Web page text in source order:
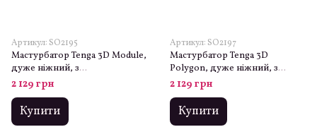
Артикул: SO2195
Мастурбатор Tenga 3D Module,
дуже ніжний, з
антибактеріального
еластомеру зі сріблом
2 129 грн
Купити
Артикул: SO2197
Мастурбатор Tenga 3D
Polygon, дуже ніжний, з
антибактеріального
еластомеру зі сріблом
2 129 грн
Купити